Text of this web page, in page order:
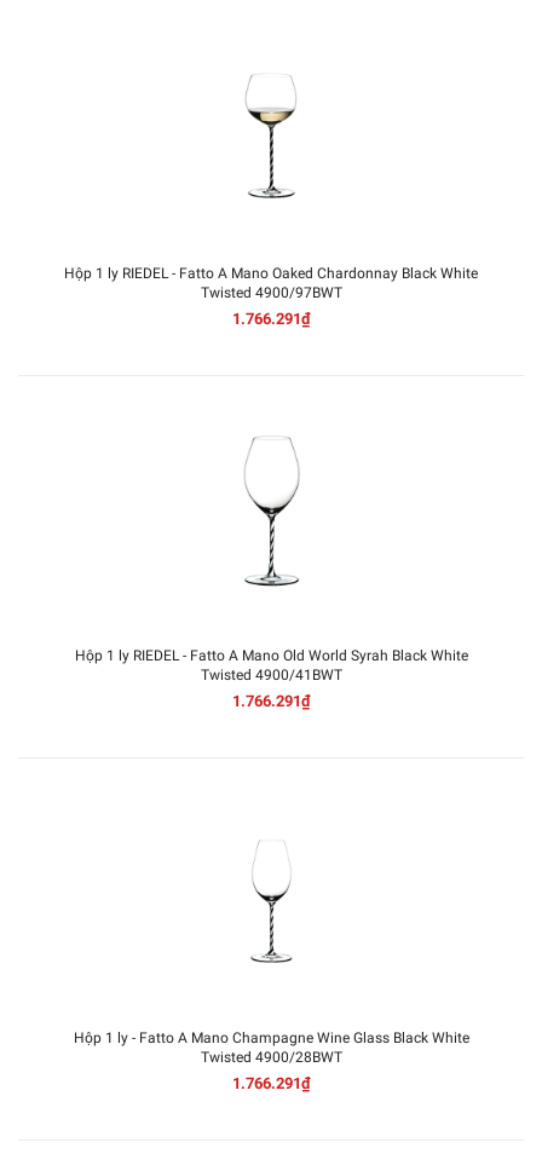
Hộp 1 ly RIEDEL - Fatto A Mano Oaked Chardonnay Black White
Twisted 4900/97BWT
1.766.291₫
Hộp 1 ly RIEDEL - Fatto A Mano Old World Syrah Black White
Twisted 4900/41BWT
1.766.291₫
Hộp 1 ly - Fatto A Mano Champagne Wine Glass Black White
Twisted 4900/28BWT
1.766.291₫